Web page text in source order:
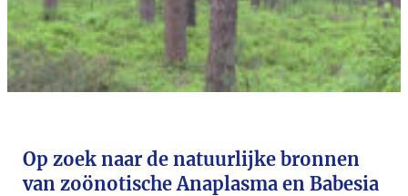
Op zoek naar de natuurlijke bronnen
van zoönotische Anaplasma en Babesia